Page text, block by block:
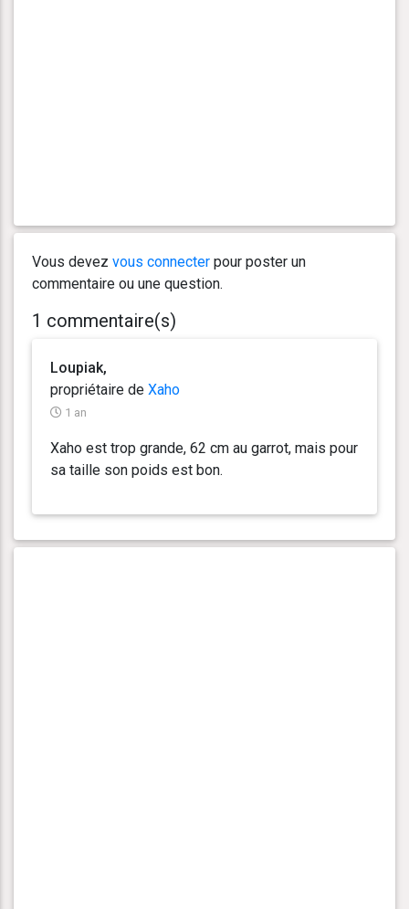
Vous devez vous connecter pour poster un
commentaire ou une question.
1 commentaire(s)
Loupiak,
propriétaire de Xaho
1 an
Xaho est trop grande, 62 cm au garrot, mais pour
sa taille son poids est bon.